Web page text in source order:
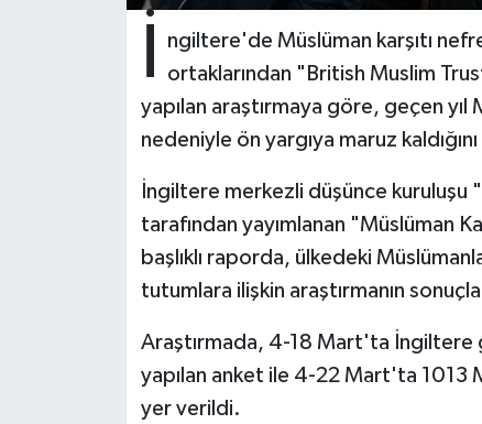
ngiltere'de Müslüman karşıtı
ortaklarından "British Muslim
yapılan araştırmaya göre, geçen yıl
nedeniyle ön yargıya maruz
İngiltere merkezli düşünce
tarafından yayımlanan "Müslüman
başlıklı raporda, ülkedeki
tutumlara ilişkin araştırmanın
Araştırmada, 4-18 Mart'ta İngiltere
yapılan anket ile 4-22 Mart'ta 1013
yer verildi.
Bitlis Müftülüğü
Bolu Müftülüğü
Bursa Müftülüğü
Çankırı Müftülüğü
Çorum Müftülüğü
Makaleler
Duyurular
Bilim, Teknoloji
Biyografiler